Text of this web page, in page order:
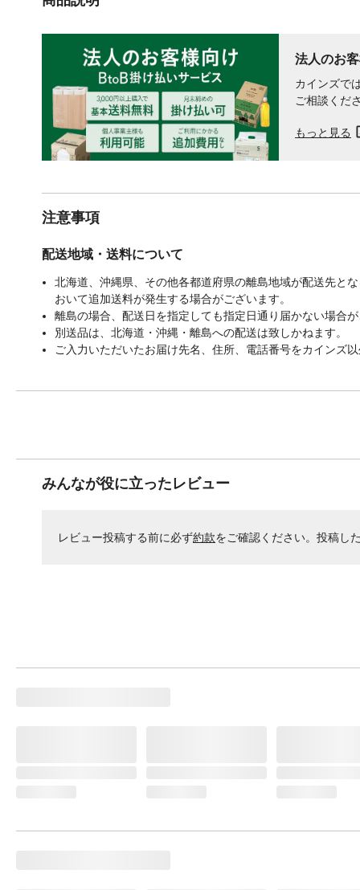
法人のお
カインズで
ご相談くだ
もっと見る
注意事項
配送地域・送料について
北海道、沖縄県、その他各都道府県の離島地域が配送先と
おいて追加送料が発生する場合がございます。
離島の場合、配送日を指定しても指定日通り届かない場合
別送品は、北海道・沖縄・離島への配送は致しかねます。
ご入力いただいたお届け先名、住所、電話番号をカインズ
みんなが役に立ったレビュー
レビュー投稿する前に必ず約款をご確認ください。投稿し